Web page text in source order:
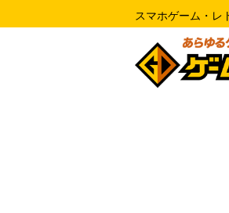
スマホゲーム・レ